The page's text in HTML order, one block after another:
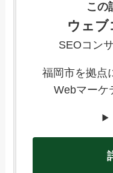
この
ウェブ
SEOコン
福岡市を拠点
Webマーケ